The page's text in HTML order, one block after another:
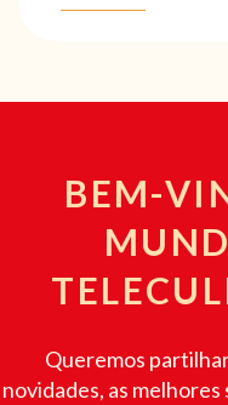
BEM-
Queremos
novidades, as